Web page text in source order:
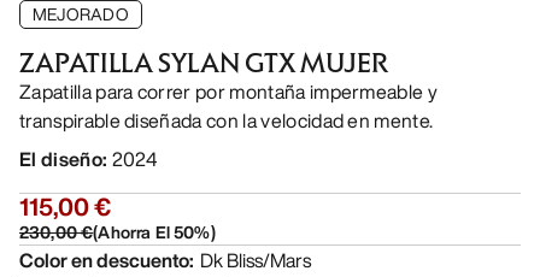
MEJORADO
ZAPATILLA SYLAN GTX MUJER
Zapatilla para correr por montaña impermeable y
transpirable diseñada con la velocidad en mente.
El diseño: 2024
115,00 €
230,00 €(Ahorra El50%)
Color en descuento: Dk Bliss/Mars